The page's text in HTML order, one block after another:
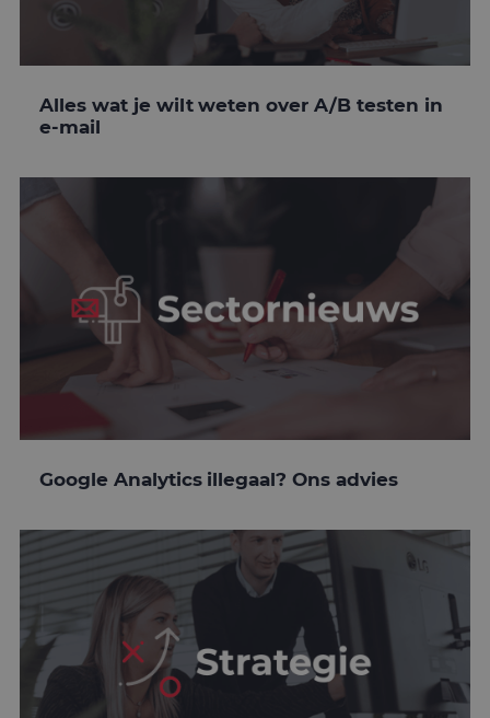
Alles wat je wilt weten over A/B testen in
e-mail
Google Analytics illegaal? Ons advies